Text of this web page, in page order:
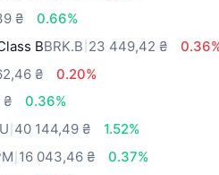
₴
0.66%
BBRK.B 23 449,42 ₴
₴
0.20%
₴
0.36%
40 144,49 ₴
1.52%
16 043,46 ₴
0.37%